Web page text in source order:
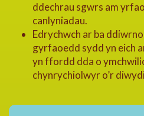
ddechrau sgwrs am
canlyniadau.
Edrychwch ar ba
gyrfaoedd sydd yn eich
yn ffordd dda o
chynrychiolwyr o’r